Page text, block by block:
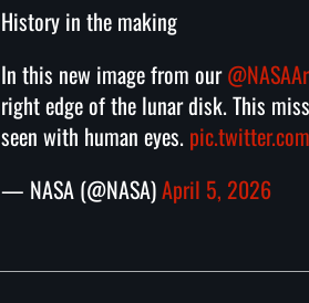
History in the making
In this new image from our
right edge of the lunar disk. This
seen with human eyes.
— NASA (@NASA)April 5, 2026